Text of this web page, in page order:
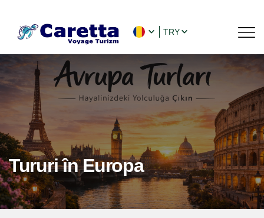
TRY
Tururi în Europa